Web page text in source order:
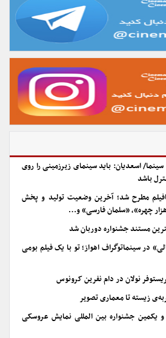
اسعدیان: باید سینمای زیرزمینی را روی
باشد
مطرح شد؛ آخرین وضعیت تولید و پخش
مستند جشنواره دوربان شد
در سینماتوگراف اهواز؛ تو با یک فیلم بومی
نولان در دام نفرین کرونوس
زیسته تا معماری تصویر
یکمین جشنواره بین المللی نمایش عروسکی